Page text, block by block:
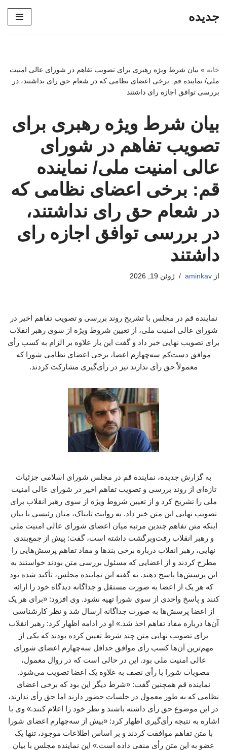
جدیده
خانه » بیان شرط ویژه رهبری برای تصویب تفاهم در شورای عالی امنیت
ملی/ نماینده قم: برخی اعضای نظامی که در شعام حق رای نداشتند، در
بررسی توافق اجازه رای داشتند
بیان شرط ویژه رهبری برای
تصویب تفاهم در شورای
عالی امنیت ملی/ نماینده
قم: برخی اعضای نظامی که
در شعام حق رای نداشتند،
در بررسی توافق اجازه رای
داشتند
از aminkav ژوئن 19, 2026
نماینده قم در مجلس با تشریح روند بررسی و تصویب تفاهم اخیر در
شورای عالی امنیت ملی، از تعیین شروط ویژه از سوی رهبر انقلاب
برای تصویب نهایی خبر داد و گفت این بار علاوه بر الزام به کسب رأی
موافق دست‌کم سه‌چهارم اعضا، برخی اعضای نظامی شورا که
معمولاً حق رأی ندارند نیز در رأی‌گیری مشارکت کردند.
به گزارش جدیده، نماینده قم در مجلس شورای اسلامی جزئیات
تازه‌ای از روند بررسی و تصویب تفاهم اخیر در شورای عالی امنیت
ملی را تشریح کرد و از تعیین شروط ویژه از سوی رهبر انقلاب برای
تصویب نهایی این متن خبر داد. به روایت تابناک، منان رئیسی با بیان
اینکه متن تفاهم چندین مرتبه میان اعضای شورای عالی امنیت ملی
و رهبر انقلاب رفت‌وبرگشت داشته است، گفت: پیش از جمع‌بندی
نهایی، رهبر انقلاب درباره برخی بندها و مفاد تفاهم پرسش‌هایی را
مطرح کردند و از اعضایی که مسئول بررسی متن بودند خواستند به
این پرسش‌ها پاسخ دهند. به گفته این نماینده مجلس، تأکید شده بود
که هر یک از اعضا به صورت مستقل و جداگانه دیدگاه خود را ارائه
کنند و پاسخ واحدی از سوی شورا تهیه نشود. وی افزود: «برای هر یک
از اعضا پرسش‌ها به صورت جداگانه ارسال شد و نظر کارشناسی
آن‌ها درباره مفاد تفاهم اخذ شد.» او در ادامه اظهار کرد: رهبر انقلاب
برای تصویب نهایی متن چند شرط تعیین کرده بودند که یکی از
مهم‌ترین آن‌ها کسب رأی موافق حداقل سه‌چهارم اعضای شورای
عالی امنیت ملی بود. این در حالی است که در روال معمول،
مصوبات شورا با رأی نصف به علاوه یک اعضا تصویب می‌شود.
نماینده قم همچنین گفت: «شرط دیگر این بود که برخی اعضای
نظامی که به طور معمول در جلسات حضور دارند اما حق رأی ندارند،
در این موضوع حق رأی داشته باشند و نظر خود را اعلام کنند.» وی با
اشاره به نتیجه رأی‌گیری اظهار کرد: «بیش از سه‌چهارم اعضای شورا
با متن تفاهم موافقت کردند و بر اساس اطلاعات موجود، تنها یک
عضو به این متن رأی منفی داده است.» این نماینده مجلس با بیان